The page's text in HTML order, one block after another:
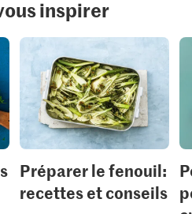
inspirer
Préparer le fenouil:
recettes et conseils